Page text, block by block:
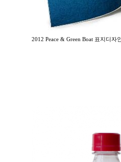
2012 Peace & Green Boat 표지디자인